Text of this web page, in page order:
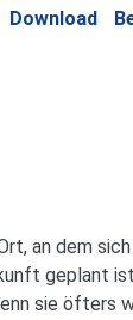
Download
an dem
geplant
sie öfters